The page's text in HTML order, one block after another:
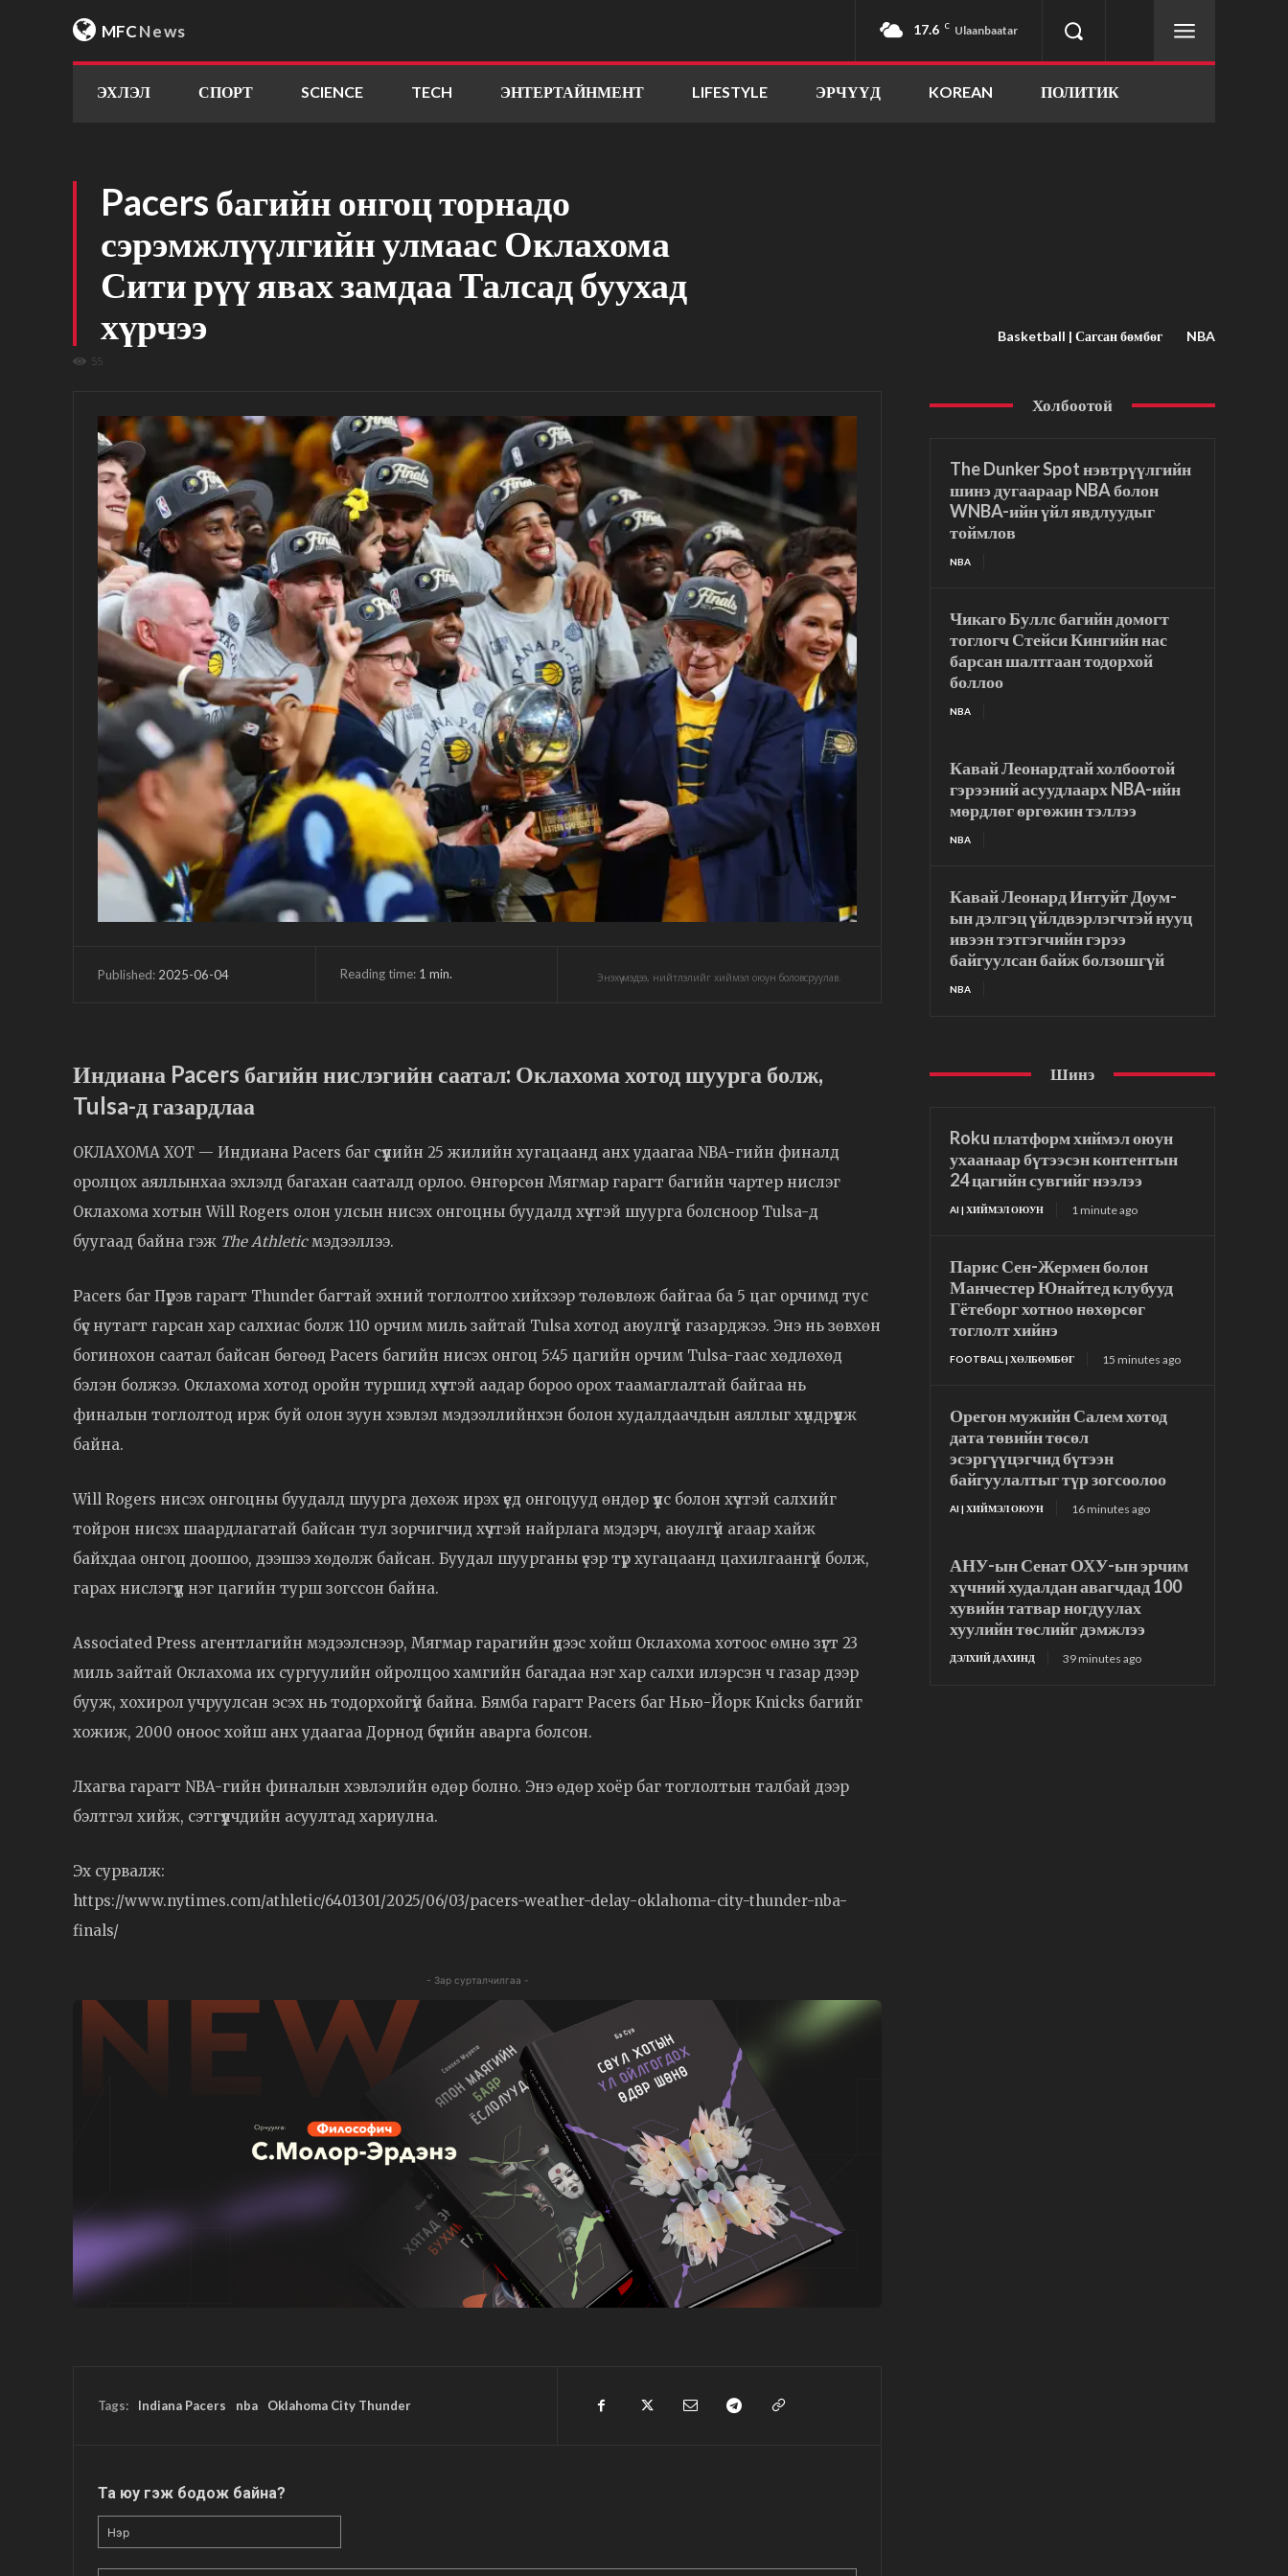
MFCNews 17.6 C Ulaanbaatar
ЭХЛЭЛ СПОРТ SCIENCE TECH ЭНТЕРТАЙНМЕНТ LIFESTYLE ЭРЧҮҮД KOREAN ПОЛИТИК
Pacers багийн онгоц торнадо
сэрэмжлүүлгийн улмаас Оклахома
Сити рүү явах замдаа Талсад буухад
хүрчээ
55
Basketball | Сагсан бөмбөг NBA
Published: 2025-06-04 Reading time: 1 min. Энэхүү мэдээ, нийтлэлийг хиймэл оюун боловсруулав.
Индиана Pacers багийн нислэгийн саатал: Оклахома хотод шуурга болж,
Tulsa-д газардлаа
ОКЛАХОМА ХОТ — Индиана Pacers баг сүүлийн 25 жилийн хугацаанд анх удаагаа NBA-гийн финалд
оролцох аяллынхаа эхлэлд багахан сааталд орлоо. Өнгөрсөн Мягмар гарагт багийн чартер нислэг
Оклахома хотын Will Rogers олон улсын нисэх онгоцны буудалд хүчтэй шуурга болсноор Tulsa-д
буугаад байна гэж The Athleticмэдээллээ.
Pacers баг Пүрэв гарагт Thunder багтай эхний тоглолтоо хийхээр төлөвлөж байгаа ба 5 цаг орчимд тус
бүс нутагт гарсан хар салхиас болж 110 орчим миль зайтай Tulsa хотод аюулгүй газарджээ. Энэ нь зөвхөн
богинохон саатал байсан бөгөөд Pacers багийн нисэх онгоц 5:45 цагийн орчим Tulsa-гаас хөдлөхөд
бэлэн болжээ. Оклахома хотод оройн туршид хүчтэй аадар бороо орох таамаглалтай байгаа нь
финалын тоглолтод ирж буй олон зуун хэвлэл мэдээллийнхэн болон худалдаачдын аяллыг хүндрүүлж
байна.
Will Rogers нисэх онгоцны буудалд шуурга дөхөж ирэх үед онгоцууд өндөр үүлс болон хүчтэй салхийг
тойрон нисэх шаардлагатай байсан тул зорчигчид хүчтэй найрлага мэдэрч, аюулгүй агаар хайж
байхдаа онгоц доошоо, дээшээ хөдөлж байсан. Буудал шуурганы үеэр түр хугацаанд цахилгаангүй болж,
гарах нислэгүүд нэг цагийн турш зогссон байна.
Associated Press агентлагийн мэдээлснээр, Мягмар гарагийн үдээс хойш Оклахома хотоос өмнө зүгт 23
миль зайтай Оклахома их сургуулийн ойролцоо хамгийн багадаа нэг хар салхи илэрсэн ч газар дээр
бууж, хохирол учруулсан эсэх нь тодорхойгүй байна. Бямба гарагт Pacers баг Нью-Йорк Knicks багийг
хожиж, 2000 оноос хойш анх удаагаа Дорнод бүсийн аварга болсон.
Лхагва гарагт NBA-гийн финалын хэвлэлийн өдөр болно. Энэ өдөр хоёр баг тоглолтын талбай дээр
бэлтгэл хийж, сэтгүүлчдийн асуултад хариулна.
Эх сурвалж:
https://www.nytimes.com/athletic/6401301/2025/06/03/pacers-weather-delay-oklahoma-city-thunder-nba-
finals/
- Зар сурталчилгаа -
Tags: Indiana Pacers nba Oklahoma City Thunder
Та юу гэж бодож байна?
Холбоотой
The Dunker Spot нэвтрүүлгийн
шинэ дугаараар NBA болон
WNBA-ийн үйл явдлуудыг
тоймлов
NBA
Чикаго Буллс багийн домогт
тоглогч Стейси Кингийн нас
барсан шалтгаан тодорхой
боллоо
NBA
Кавай Леонардтай холбоотой
гэрээний асуудлаарх NBA-ийн
мөрдлөг өргөжин тэллээ
NBA
Кавай Леонард Интуйт Доум-
ын дэлгэц үйлдвэрлэгчтэй нууц
ивээн тэтгэгчийн гэрээ
байгуулсан байж болзошгүй
NBA
Шинэ
Roku платформ хиймэл оюун
ухаанаар бүтээсэн контентын
24 цагийн сувгийг нээлээ
AI | ХИЙМЭЛ ОЮУН 1 minute ago
Парис Сен-Жермен болон
Манчестер Юнайтед клубууд
Гётеборг хотноо нөхөрсөг
тоглолт хийнэ
FOOTBALL | ХӨЛБӨМБӨГ 15 minutes ago
Орегон мужийн Салем хотод
дата төвийн төсөл
эсэргүүцэгчид бүтээн
байгуулалтыг түр зогсоолоо
AI | ХИЙМЭЛ ОЮУН 16 minutes ago
АНУ-ын Сенат ОХУ-ын эрчим
хүчний худалдан авагчдад 100
хувийн татвар ногдуулах
хуулийн төслийг дэмжлээ
ДЭЛХИЙ ДАХИНД 39 minutes ago